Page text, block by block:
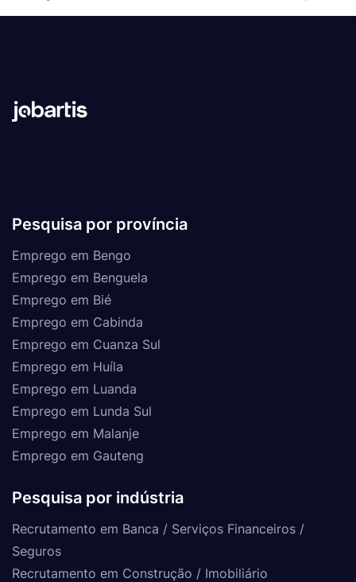
Pesquisa por província
Emprego em Bengo
Emprego em Benguela
Emprego em Bié
Emprego em Cabinda
Emprego em Cuanza Sul
Emprego em Huíla
Emprego em Luanda
Emprego em Lunda Sul
Emprego em Malanje
Emprego em Gauteng
Pesquisa por indústria
Recrutamento em Banca / Serviços Financeiros /
Seguros
Recrutamento em Construção / Imobiliário